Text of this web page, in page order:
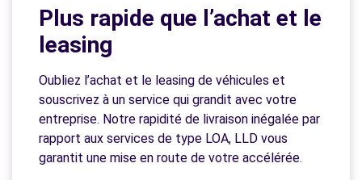
Plus rapide que l’achat et le
leasing
Oubliez l’achat et le leasing de véhicules et
souscrivez à un service qui grandit avec votre
entreprise. Notre rapidité de livraison inégalée par
rapport aux services de type LOA, LLD vous
garantit une mise en route de votre accélérée.